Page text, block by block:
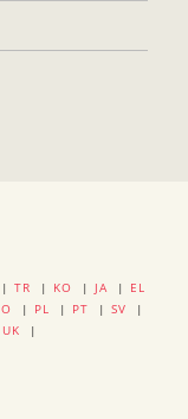
| TR | KO | JA | EL
| PL | PT | SV |
UK |